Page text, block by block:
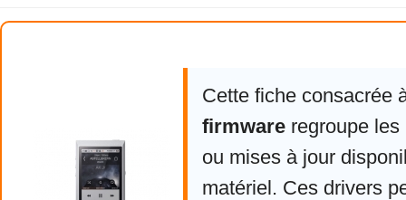
Cette fiche consacrée
firmware regroupe
ou mises à jour
matériel. Ces drivers